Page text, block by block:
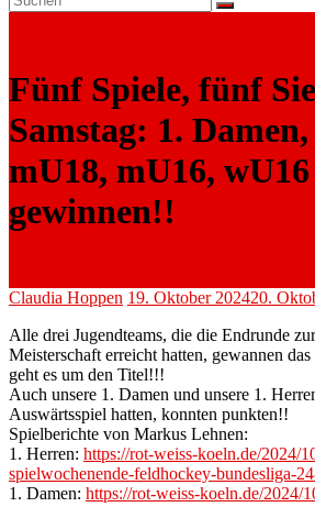
Fünf Spiele, fünf
Samstag: 1.
mU18, mU16, wU16
gewinnen!!
Claudia Hoppen 19. Oktober 202420.
Alle drei Jugendteams, die die Endrunde
Meisterschaft erreicht hatten, gewannen
geht es um den Titel!!!
Auch unsere 1. Damen und unsere 1.
Auswärtsspiel hatten, konnten punkten!!
Spielberichte von Markus Lehnen:
1. Herren: https://rot-weiss-koeln.de/2024/
spielwochenende-feldhockey-bundesliga-
1. Damen: https://rot-weiss-koeln.de/2024/